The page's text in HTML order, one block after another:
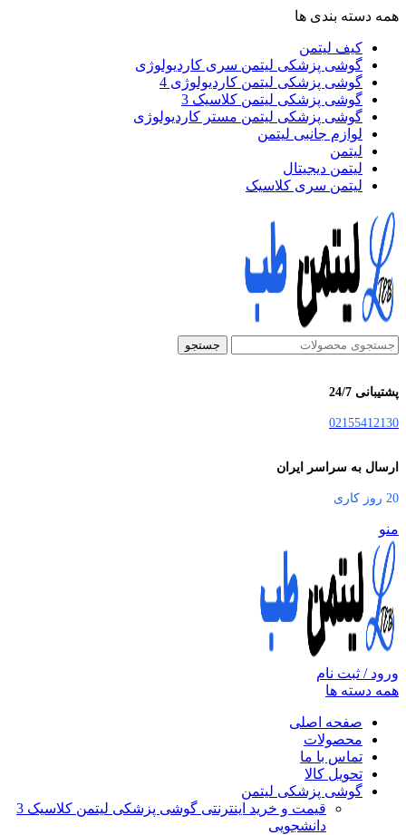
همه دسته بندی ها
کیف لیتمن
گوشی پزشکی لیتمن سری کاردیولوژی
گوشی پزشکی لیتمن کاردیولوژی 4
گوشی پزشکی لیتمن کلاسیک 3
گوشی پزشکی لیتمن مستر کاردیولوژی
لوازم جانبی لیتمن
لیتمن
لیتمن دیجیتال
لیتمن سری کلاسیک
جستجو
پشتیبانی 24/7
02155412130
ارسال به سراسر ایران
20 روز کاری
منو
ورود / ثبت نام
همه دسته ها
صفحه اصلی
محصولات
تماس با ما
تحویل کالا
گوشی پزشکی لیتمن
قیمت و خرید اینترنتی گوشی پزشکی لیتمن کلاسیک 3
دانشجویی